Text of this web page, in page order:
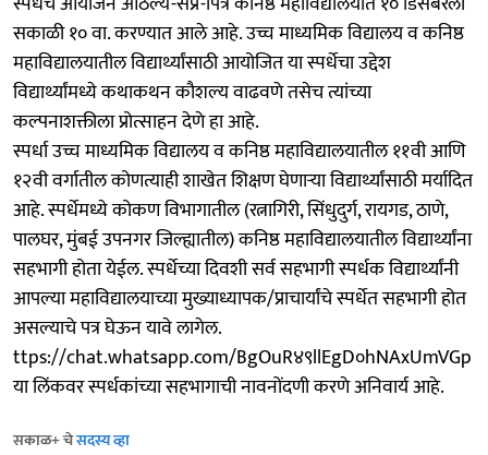
सकाळी १० वा. करण्यात आले आहे. उच्च माध्यमिक विद्यालय व कनिष्ठ
महाविद्यालयातील विद्यार्थ्यांसाठी आयोजित या स्पर्धेचा उद्देश
विद्यार्थ्यांमध्ये कथाकथन कौशल्य वाढवणे तसेच त्यांच्या
कल्पनाशक्तीला प्रोत्साहन देणे हा आहे.
स्पर्धा उच्च माध्यमिक विद्यालय व कनिष्ठ महाविद्यालयातील ११वी आणि
१२वी वर्गातील कोणत्याही शाखेत शिक्षण घेणाऱ्या विद्यार्थ्यांसाठी मर्यादित
आहे. स्पर्धेमध्ये कोकण विभागातील (रत्नागिरी, सिंधुदुर्ग, रायगड, ठाणे,
पालघर, मुंबई उपनगर जिल्ह्यातील) कनिष्ठ महाविद्यालयातील विद्यार्थ्यांना
सहभागी होता येईल. स्पर्धेच्या दिवशी सर्व सहभागी स्पर्धक विद्यार्थ्यांनी
आपल्या महाविद्यालयाच्या मुख्याध्यापक/प्राचार्यांचे स्पर्धेत सहभागी होत
असल्याचे पत्र घेऊन यावे लागेल.
ttps://chat.whatsapp.com/BgOuR४९llEgD०hNAxUmVGp
या लिंकवर स्पर्धकांच्या सहभागाची नावनोंदणी करणे अनिवार्य आहे.
सकाळ+ चेसदस्य व्हा